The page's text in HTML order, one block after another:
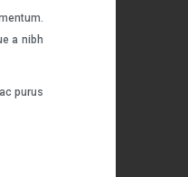
a nibh
purus